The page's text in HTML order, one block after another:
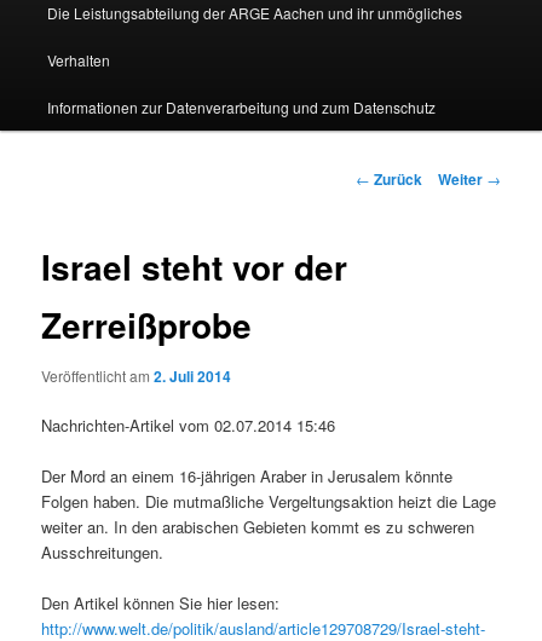
Die Leistungsabteilung der ARGE Aachen und ihr unmögliches
Verhalten
Informationen zur Datenverarbeitung und zum Datenschutz
Beitragsnavigation
← Zurück Weiter →
Israel steht vor der
Zerreißprobe
Veröffentlicht am2. Juli 2014
Nachrichten-Artikel vom 02.07.2014 15:46
Der Mord an einem 16-jährigen Araber in Jerusalem könnte
Folgen haben. Die mutmaßliche Vergeltungsaktion heizt die Lage
weiter an. In den arabischen Gebieten kommt es zu schweren
Ausschreitungen.
Den Artikel können Sie hier lesen:
http://www.welt.de/politik/ausland/article129708729/Israel-steht-